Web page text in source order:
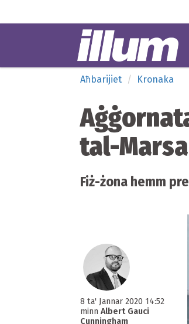
Aħbarijiet Kronaka
tal-Marsa
Fiż-żona hemm
8 ta' Jannar 2020 14:52
minn Albert Gauci
Cunningham